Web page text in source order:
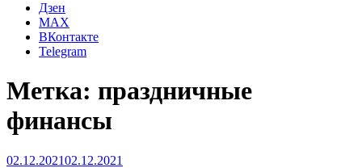
Дзен
MAX
ВКонтакте
Telegram
Метка: праздничные
финансы
Опубликовано
02.12.202102.12.2021